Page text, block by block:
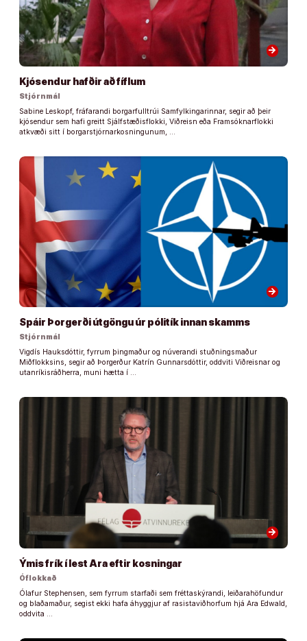
arrow_forward
Kjósendur hafðir að fíflum
Stjórnmál
Sabine Leskopf, fráfarandi borgarfulltrúi Samfylkingarinnar, segir að þeir
kjósendur sem hafi greitt Sjálfstæðisflokki, Viðreisn eða Framsóknarflokki
atkvæði sitt í borgarstjórnarkosningunum, …
arrow_forward
Spáir Þorgerði útgöngu úr pólitík innan skamms
Stjórnmál
Vigdís Hauksdóttir, fyrrum þingmaður og núverandi stuðningsmaður
Miðflokksins, segir að Þorgerður Katrín Gunnarsdóttir, oddviti Viðreisnar og
utanríkisráðherra, muni hætta í …
arrow_forward
Ýmis frík í lest Ara eftir kosningar
Óflokkað
Ólafur Stephensen, sem fyrrum starfaði sem fréttaskýrandi, leiðarahöfundur
og blaðamaður, segist ekki hafa áhyggjur af rasistaviðhorfum hjá Ara Edwald,
oddvita …